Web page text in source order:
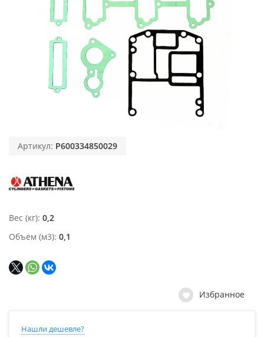
Артикул: P600334850029
Вес (кг) 0,2
Объем (м3) 0,1
Избранное
Нашли дешевле?